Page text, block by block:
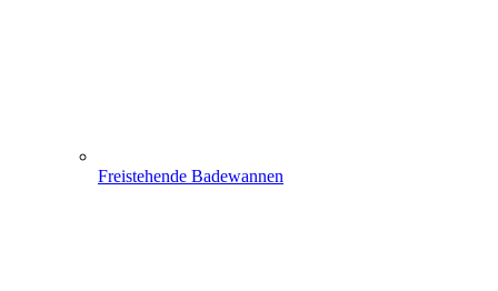
Freistehende Badewannen